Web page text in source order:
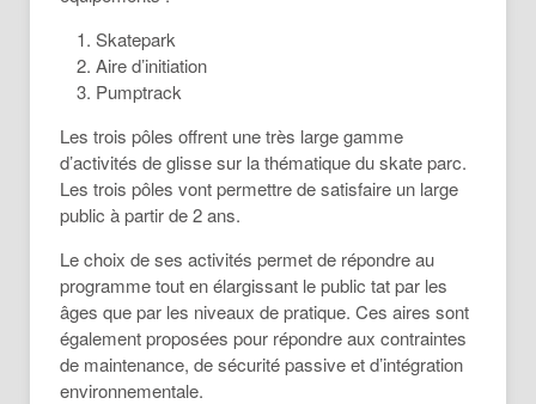
Skatepark
Aire d’initiation
Pumptrack
Les trois pôles offrent une très large gamme
d’activités de glisse sur la thématique du skate parc.
Les trois pôles vont permettre de satisfaire un large
public à partir de 2 ans.
Le choix de ses activités permet de répondre au
programme tout en élargissant le public tat par les
âges que par les niveaux de pratique. Ces aires sont
également proposées pour répondre aux contraintes
de maintenance, de sécurité passive et d’intégration
environnementale.